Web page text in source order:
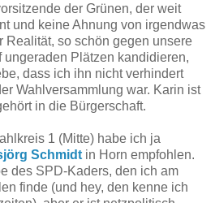
der Grünen, der weit
und keine Ahnung von irgendwas
Realität, so schön gegen unsere
ungeraden Plätzen kandidieren,
dass ich ihn nicht verhindert
Wahlversammlung war. Karin ist
in die Bürgerschaft.
1 (Mitte) habe ich ja
Schmidt in Horn empfohlen.
des SPD-Kaders, den ich am
finde (und hey, den kenne ich